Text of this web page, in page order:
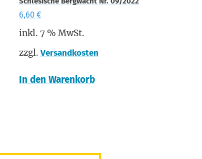
6,60 €
inkl. 7 % MwSt.
zzgl. Versandkosten
In den Warenkorb